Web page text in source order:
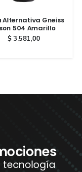
Alternativa Gneiss
504 Amarillo
$3.581,00
tecnología